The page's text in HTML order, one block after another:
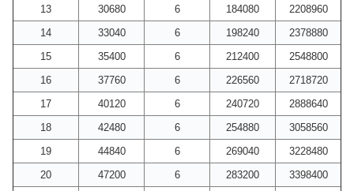
13
30680 6 184080
2208960
14
33040 6 198240
2378880
15
35400 6 212400
2548800
16
37760 6 226560
2718720
17
40120 6 240720
2888640
18
42480 6 254880
3058560
19
44840 6 269040
3228480
20
47200 6 283200
3398400